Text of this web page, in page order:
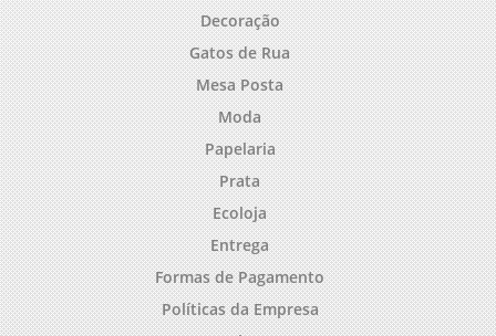
Decoração
Gatos de Rua
Mesa Posta
Moda
Papelaria
Prata
Ecoloja
Entrega
Formas de Pagamento
Políticas da Empresa